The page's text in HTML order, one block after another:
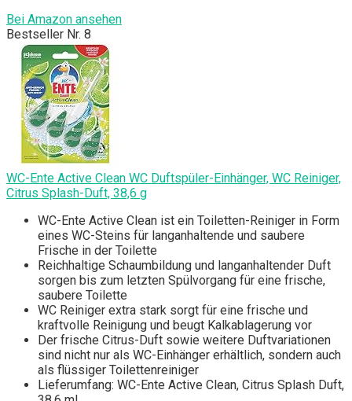
Bei Amazon ansehen
Bestseller Nr. 8
WC-Ente Active Clean WC Duftspüler-Einhänger, WC Reiniger,
Citrus Splash-Duft, 38,6 g
WC-Ente Active Clean ist ein Toiletten-Reiniger in Form
eines WC-Steins für langanhaltende und saubere
Frische in der Toilette
Reichhaltige Schaumbildung und langanhaltender Duft
sorgen bis zum letzten Spülvorgang für eine frische,
saubere Toilette
WC Reiniger extra stark sorgt für eine frische und
kraftvolle Reinigung und beugt Kalkablagerung vor
Der frische Citrus-Duft sowie weitere Duftvariationen
sind nicht nur als WC-Einhänger erhältlich, sondern auch
als flüssiger Toilettenreiniger
Lieferumfang: WC-Ente Active Clean, Citrus Splash Duft,